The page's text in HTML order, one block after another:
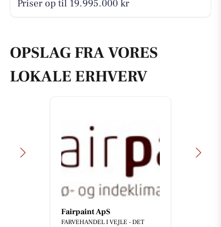
Priser op til 19.995.000 kr
OPSLAG FRA VORES
LOKALE ERHVERV
Fairpaint ApS
FARVEHANDEL I VEJLE - DET